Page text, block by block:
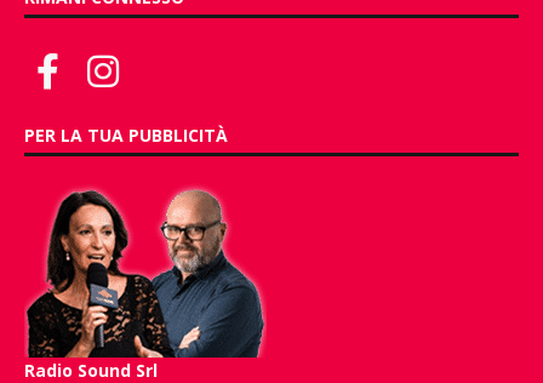
PER LA TUA PUBBLICITÀ
Radio Sound Srl